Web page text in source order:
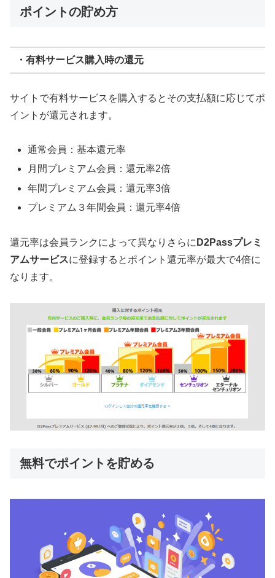
ポイントの貯め方
・有料サービス購入時の還元
サイトで有料サービスを購入するとその支払額に応じてポ
イントが還元されます。
通常会員：基本還元率
月間プレミアム会員：還元率2倍
年間プレミアム会員：還元率3倍
プレミアム３年間会員：還元率4倍
還元率は会員ランクによって異なりさらに D2Passプレミ
アムサービスに登録するとポイント還元率が最大で4倍に
なります。
無料でポイントを貯める